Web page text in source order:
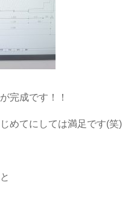
完成です！！
めてにしては満足です(笑)